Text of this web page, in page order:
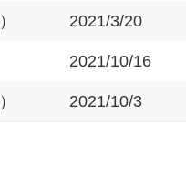
2021/3/20
2021/10/16
2021/10/3